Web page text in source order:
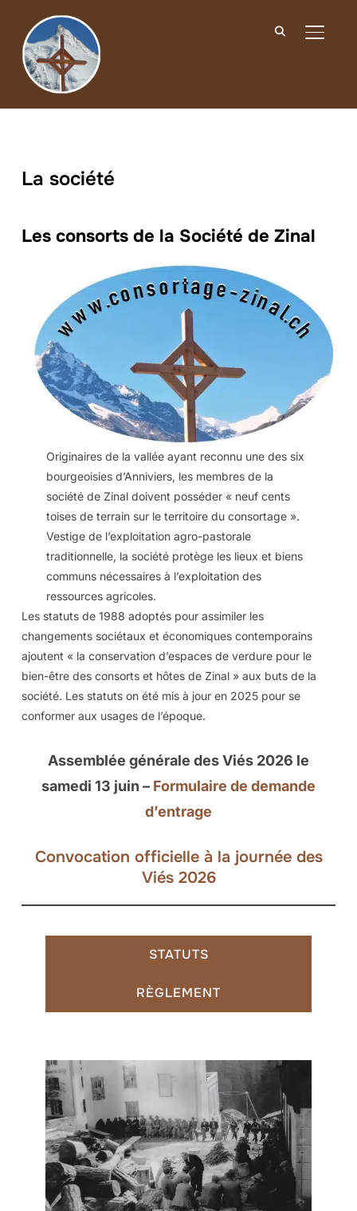
La société
Les consorts de la Société de Zinal
Originaires de la vallée ayant reconnu une des six
bourgeoisies d’Anniviers, les membres de la
société de Zinal doivent posséder « neuf cents
toises de terrain sur le territoire du consortage ».
Vestige de l’exploitation agro-pastorale
traditionnelle, la société protège les lieux et biens
communs nécessaires à l’exploitation des
ressources agricoles.
Les statuts de 1988 adoptés pour assimiler les
changements sociétaux et économiques contemporains
ajoutent « la conservation d’espaces de verdure pour le
bien-être des consorts et hôtes de Zinal » aux buts de la
société. Les statuts on été mis à jour en 2025 pour se
conformer aux usages de l’époque.
Assemblée générale des Viés 2026 le
samedi 13 juin – Formulaire de demande
d’entrage
Convocation officielle à la journée des
Viés 2026
STATUTS
RÈGLEMENT